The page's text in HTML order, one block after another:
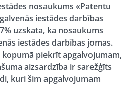
nosaukums «Patentu
iestādes darbības
uzskata, ka nosaukums
iestādes darbības jomas.
piekrīt apgalvojumam,
aizsardzība ir sarežģīts
kuri šim apgalvojumam